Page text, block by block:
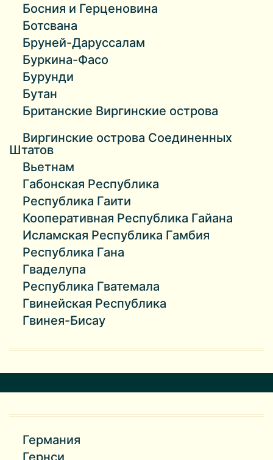
Босния и Герценовина
Ботсвана
Бруней-Даруссалам
Буркина-Фасо
Бурунди
Бутан
Британские Виргинские острова
Виргинские острова Соединенных
Штатов
Вьетнам
Габонская Республика
Республика Гаити
Кооперативная Республика Гайана
Исламская Республика Гамбия
Республика Гана
Гваделупа
Республика Гватемала
Гвинейская Республика
Гвинея-Бисау
Германия
Гернси